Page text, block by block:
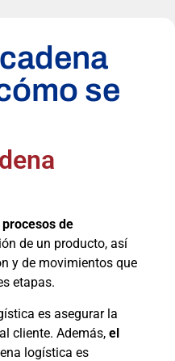
se
de
de un producto, así
y de movimientos que
etapas.
es asegurar la
cliente. Además, el
logística es